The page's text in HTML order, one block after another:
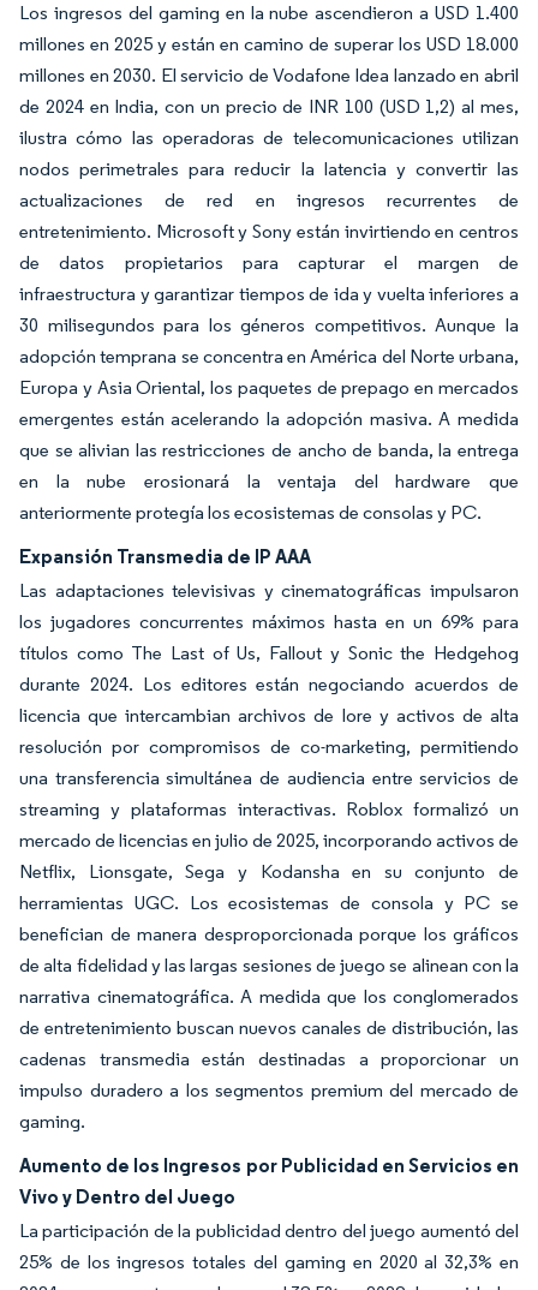
Los ingresos del gaming en la nube ascendieron a USD 1.400
millones en 2025 y están en camino de superar los USD 18.000
millones en 2030. El servicio de Vodafone Idea lanzado en abril
de 2024 en India, con un precio de INR 100 (USD 1,2) al mes,
ilustra cómo las operadoras de telecomunicaciones utilizan
nodos perimetrales para reducir la latencia y convertir las
actualizaciones de red en ingresos recurrentes de
entretenimiento. Microsoft y Sony están invirtiendo en centros
de datos propietarios para capturar el margen de
infraestructura y garantizar tiempos de ida y vuelta inferiores a
30 milisegundos para los géneros competitivos. Aunque la
adopción temprana se concentra en América del Norte urbana,
Europa y Asia Oriental, los paquetes de prepago en mercados
emergentes están acelerando la adopción masiva. A medida
que se alivian las restricciones de ancho de banda, la entrega
en la nube erosionará la ventaja del hardware que
anteriormente protegía los ecosistemas de consolas y PC.
Expansión Transmedia de IP AAA
Las adaptaciones televisivas y cinematográficas impulsaron
los jugadores concurrentes máximos hasta en un 69% para
títulos como The Last of Us, Fallout y Sonic the Hedgehog
durante 2024. Los editores están negociando acuerdos de
licencia que intercambian archivos de lore y activos de alta
resolución por compromisos de co-marketing, permitiendo
una transferencia simultánea de audiencia entre servicios de
streaming y plataformas interactivas. Roblox formalizó un
mercado de licencias en julio de 2025, incorporando activos de
Netflix, Lionsgate, Sega y Kodansha en su conjunto de
herramientas UGC. Los ecosistemas de consola y PC se
benefician de manera desproporcionada porque los gráficos
de alta fidelidad y las largas sesiones de juego se alinean con la
narrativa cinematográfica. A medida que los conglomerados
de entretenimiento buscan nuevos canales de distribución, las
cadenas transmedia están destinadas a proporcionar un
impulso duradero a los segmentos premium del mercado de
gaming.
Aumento de los Ingresos por Publicidad en Servicios en
Vivo y Dentro del Juego
La participación de la publicidad dentro del juego aumentó del
25% de los ingresos totales del gaming en 2020 al 32,3% en